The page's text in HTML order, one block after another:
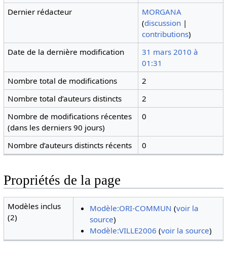
Dernier rédacteur
MORGANA
(discussion |
contributions)
Date de la dernière modification
31 mars 2010 à
01:31
Nombre total de modifications
2
Nombre total d’auteurs distincts
2
Nombre de modifications récentes
(dans les derniers 90 jours)
0
Nombre d’auteurs distincts récents 0
Propriétés de la page
Modèles inclus
(2)
Modèle:ORI-COMMUN (voir la
source)
Modèle:VILLE2006 (voir la source)